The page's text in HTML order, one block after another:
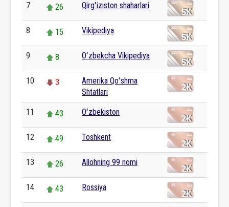
7 26 Qirgʻiziston shaharlari
8 15 Vikipediya
9 8 Oʻzbekcha Vikipediya
10 3
Amerika Qoʻshma
Shtatlari
11 43 Oʻzbekiston
12 49 Toshkent
13 26 Allohning 99 nomi
14 43 Rossiya